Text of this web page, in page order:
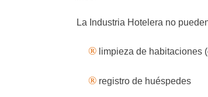
La Industria Hotelera no
® limpieza de habitaciones
® registro de huéspedes